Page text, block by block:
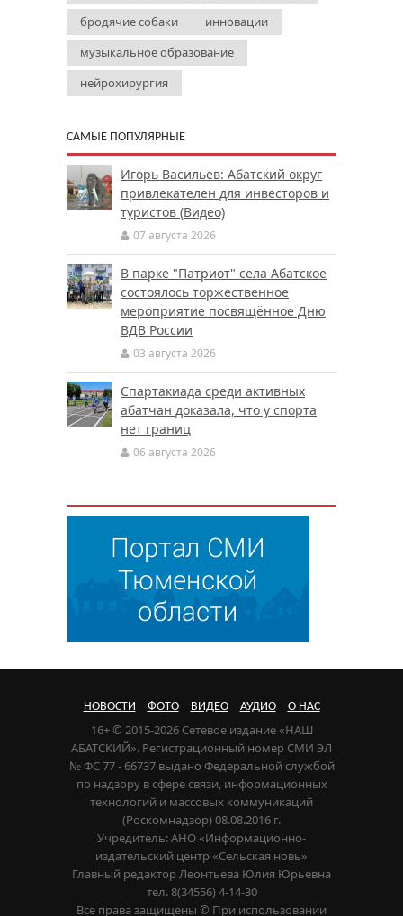
бродячие собаки
инновации
музыкальное образование
нейрохирургия
САМЫЕ ПОПУЛЯРНЫЕ
Игорь Васильев: Абатский округ
привлекателен для инвесторов и
туристов (Видео)
07 августа 2026
В парке "Патриот" села Абатское
состоялось торжественное
мероприятие посвящённое Дню
ВДВ России
03 августа 2026
Спартакиада среди активных
абатчан доказала, что у спорта
нет границ
06 августа 2026
НОВОСТИ ФОТО ВИДЕО АУДИО О НАС
16+ © 2015-2026 Сетевое издание «НАШ
АБАТСКИЙ». Регистрационный номер СМИ ЭЛ
№ ФС 77 - 66737 выдано Федеральной службой
по надзору в сфере связи, информационных
технологий и массовых коммуникаций
(Роскомнадзор) 08.08.2016 г.
Учредитель: АНО «Информационно-
издательский центр «Сельская новь»
Главный редактор Леонтьева Юлия Юрьевна
тел. 8(34556) 4-14-30
Все права защищены © При использовании